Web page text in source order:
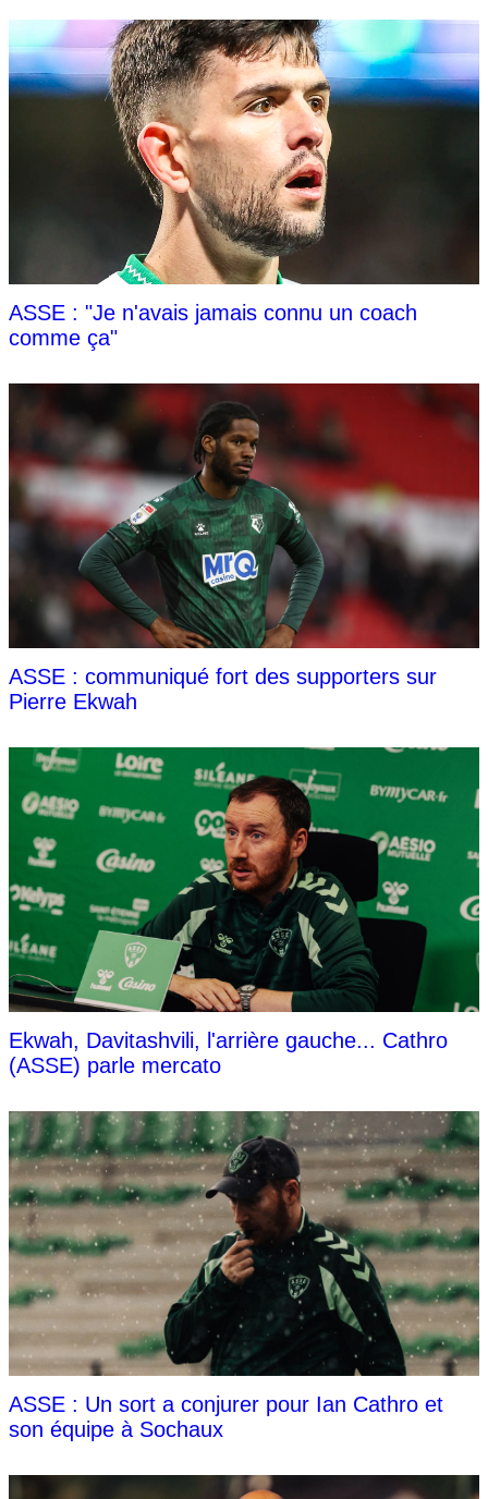
ASSE : "Je n'avais jamais connu un coach
comme ça"
ASSE : communiqué fort des supporters sur
Pierre Ekwah
Ekwah, Davitashvili, l'arrière gauche... Cathro
(ASSE) parle mercato
ASSE : Un sort a conjurer pour Ian Cathro et
son équipe à Sochaux